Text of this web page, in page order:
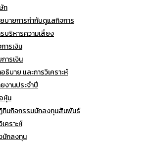
ท
บายการกำกับดูแลกิจการ
บริหารความเสี่ยง
ารเงิน
ารเงิน
ธิบาย และการวิเคราะห์
งานประจำปี
หุ้น
ทินกิจกรรมนักลงทุนสัมพันธ์
คราะห์
นักลงทุน